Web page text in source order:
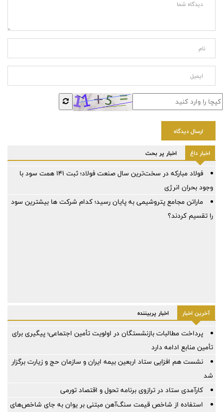
ارسال دیدگاه
اخبار داغ اخبار پر بحث
فولاد مبارکه در سخت‌ترین سال صنعت فولاد؛ ثبت ۱۴۱ همت سود با
وجود بحران انرژی
ماراتن مجامع پتروشیمی به پایان رسید؛ کدام شرکت ها بیشترین سود
را تقسیم کردند؟
آخرین اخبار اخبار پربیننده
پرداخت مطالبات بازنشستگان در اولویت تأمین اجتماعی؛ پیگیری برای
تأمین منابع ادامه دارد
نشست هم افزایی ستاد اربعین بیمه ایران و سازمان حج و زیارت برگزار
شد
کارآمدی ستاد در ترازوی برنامه تحول و اقتصاد تورمی
استفاده از شاخص قیمت سنگ‌آهن مبتنی بر یوان به جای شاخص‌های